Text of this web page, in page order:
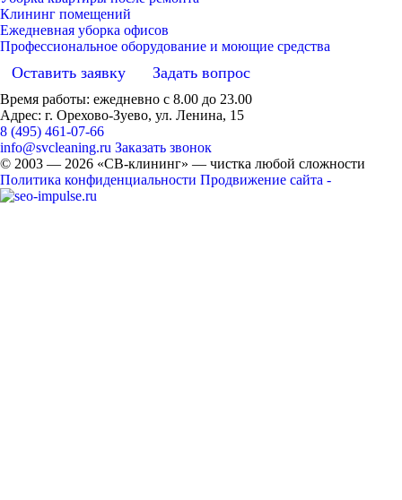
Клининг помещений
Ежедневная уборка офисов
Профессиональное оборудование и моющие средства
Оставить заявку Задать вопрос
Время работы: ежедневно с 8.00 до 23.00
Адрес: г. Орехово-Зуево, ул. Ленина, 15
8 (495) 461-07-66
info@svcleaning.ru Заказать звонок
© 2003 — 2026 «СВ-клининг» — чистка любой сложности
Политика конфиденциальности Продвижение сайта -